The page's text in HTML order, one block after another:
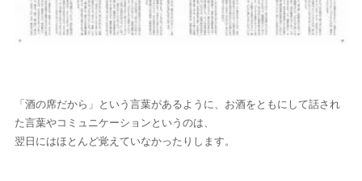
「酒の席だから」という言葉があるように、お酒をともにして話され
た言葉やコミュニケーションというのは、
翌日にはほとんど覚えていなかったりします。